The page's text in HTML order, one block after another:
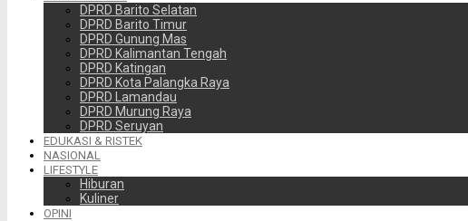
DPRD Barito Selatan
DPRD Barito Timur
DPRD Gunung Mas
DPRD Kalimantan Tengah
DPRD Katingan
DPRD Kota Palangka Raya
DPRD Lamandau
DPRD Murung Raya
DPRD Seruyan
EDUKASI & RISTEK
NASIONAL
LIFESTYLE
Hiburan
Kuliner
OPINI